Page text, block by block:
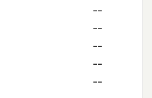
--
--
--
--
--